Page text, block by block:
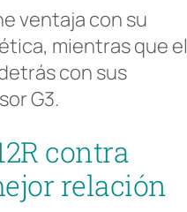
ventaja con su
mientras que el
con sus
G3.
contra
relación